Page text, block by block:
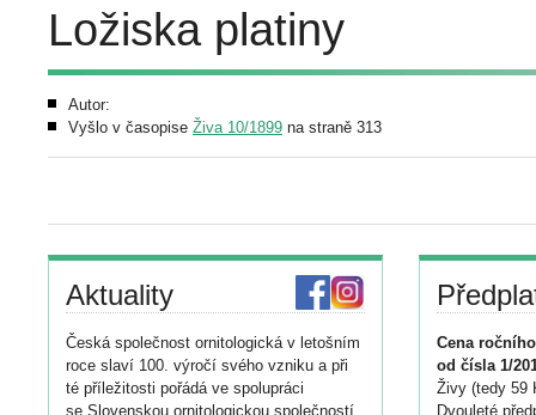
Ložiska platiny
Autor:
Vyšlo v časopise Živa 10/1899 na straně 313
Aktuality
Česká společnost ornitologická v letošním
roce slaví 100. výročí svého vzniku a při
té příležitosti pořádá ve spolupráci
se Slovenskou ornitologickou společností
Cena
od čísla 1/
Živy (tedy 59
Dvouleté